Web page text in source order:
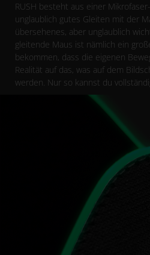
RUSH besteht aus einer
unglaublich gutes Gleiten mit der
übersehenes, aber unglaublich
gleitende Maus ist nämlich ein
bekommen, dass die eigenen
Realität auf das, was auf dem
werden. Nur so kannst du